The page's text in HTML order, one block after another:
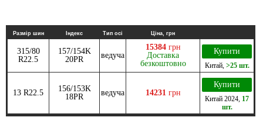
Размір шин Індекс Тип осі Ціна, грн
315/80
R22.5
157/154K
20PR
ведуча
15384 грн
Доставка
безкоштовно
Купити
Китай, >25 шт.
13 R22.5
156/153K
18PR
ведуча 14231 грн
Купити
Китай 2024 17
шт.